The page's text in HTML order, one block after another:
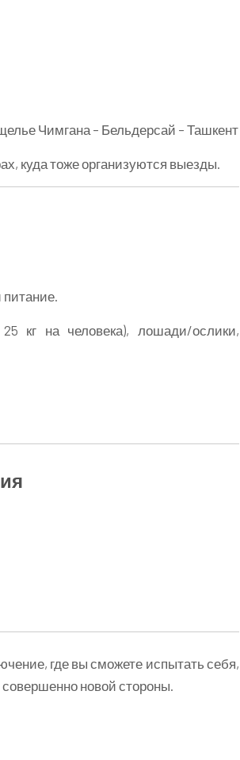
Чимгана – Бельдерсай – Ташкент
куда тоже организуются выезды.
питание.
кг на человека), лошади/ослики,
где вы сможете испытать себя,
новой стороны.